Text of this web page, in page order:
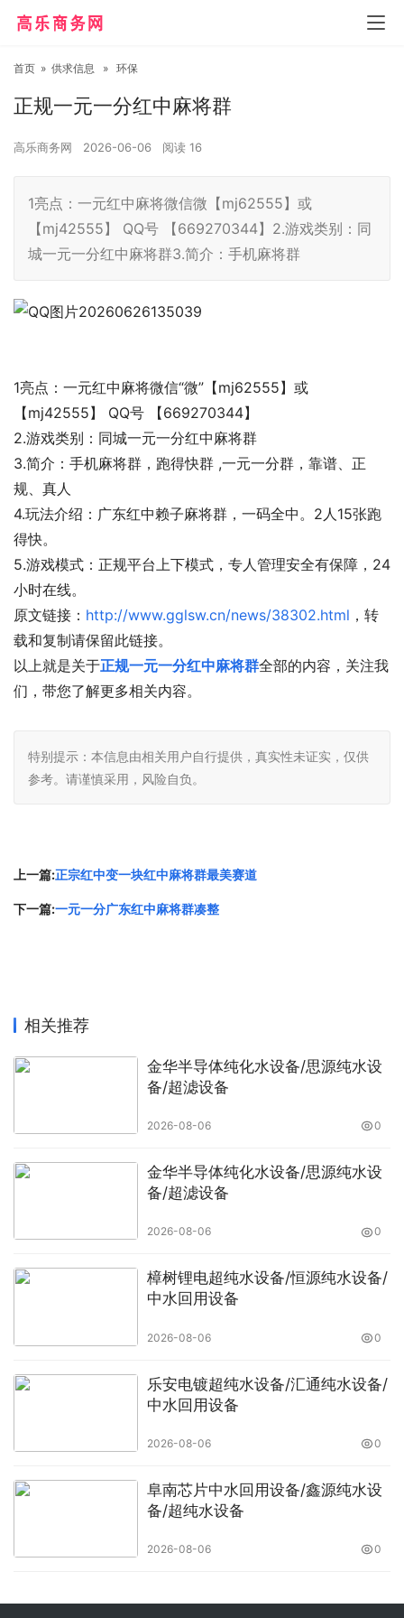
首页 » 供求信息 » 环保
正规一元一分红中麻将群
高乐商务网 2026-06-06 阅读 16
1亮点：一元红中麻将微信微【mj62555】或
【mj42555】 QQ号 【669270344】2.游戏类别：同
城一元一分红中麻将群3.简介：手机麻将群
1亮点：一元红中麻将微信“微”【mj62555】或
【mj42555】 QQ号 【669270344】
2.游戏类别：同城一元一分红中麻将群
3.简介：手机麻将群，跑得快群 ,一元一分群，靠谱、正
规、真人
4.玩法介绍：广东红中赖子麻将群，一码全中。2人15张跑
得快。
5.游戏模式：正规平台上下模式，专人管理安全有保障，24
小时在线。
原文链接： http://www.gglsw.cn/news/38302.html ，转
载和复制请保留此链接。
以上就是关于正规一元一分红中麻将群全部的内容，关注我
们，带您了解更多相关内容。
特别提示：本信息由相关用户自行提供，真实性未证实，仅供
参考。请谨慎采用，风险自负。
上一篇:正宗红中变一块红中麻将群最美赛道
下一篇:一元一分广东红中麻将群凑整
相关推荐
金华半导体纯化水设备/思源纯水设
备/超滤设备
2026-08-06 0
金华半导体纯化水设备/思源纯水设
备/超滤设备
2026-08-06 0
樟树锂电超纯水设备/恒源纯水设备/
中水回用设备
2026-08-06 0
乐安电镀超纯水设备/汇通纯水设备/
中水回用设备
2026-08-06 0
阜南芯片中水回用设备/鑫源纯水设
备/超纯水设备
2026-08-06 0